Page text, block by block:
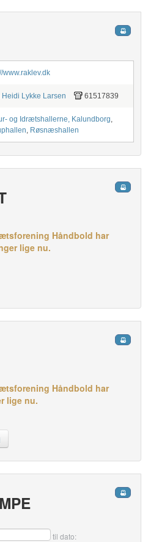
www.raklev.dk
Heidi Lykke Larsen 61517839
og Idrætshallerne, Kalundborg,
, Røsnæshallen
Håndbold har
lige nu.
Håndbold har
lige nu.
til dato: